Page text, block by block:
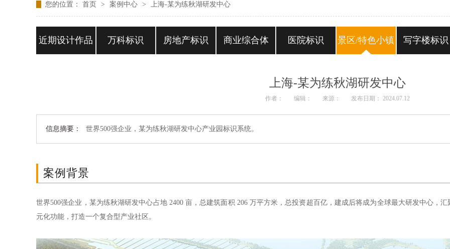
您的位置： 首页 > 案例中心 > 上海-某为练秋湖研发中心
近期设计作品 万科标识 房地产标识 商业综合体 医院标识 景区/特色小镇 写字楼标识
上海-某为练秋湖研发中心
作者： 编辑： 来源： 发布日期： 2024.07.12
信息摘要： 世界500强企业，某为练秋湖研发中心产业园标识系统。
案例背景
世界500强企业，某为练秋湖研发中心占地 2400 亩，总建筑面积 206 万平方米，总投资超百亿，建成后将成为全球最大研发中心，
元化功能，打造一个复合型产业社区。